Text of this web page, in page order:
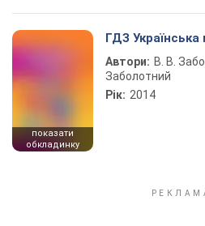
показати
обкладинку
ГДЗ Українська
Автори: В. В.
Заболотний
Рік: 2014